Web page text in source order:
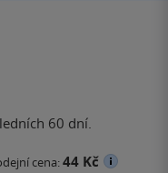
60 dní.
cena:44 Kč